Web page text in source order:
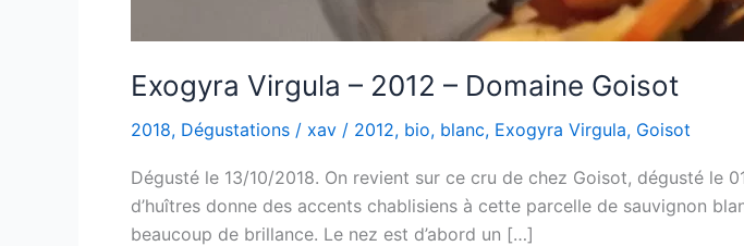
Exogyra Virgula – 2012 – Domaine Goisot
2018, Dégustations / xav / 2012, bio, blanc, Exogyra Virgula, Goisot
Dégusté le 13/10/2018. On revient sur ce cru de chez Goisot, dégusté le
d’huîtres donne des accents chablisiens à cette parcelle de sauvignon
beaucoup de brillance. Le nez est d’abord un […]